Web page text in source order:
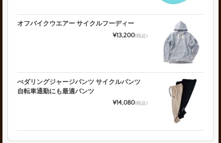
オフバイクウエアー サイクルフーディー
¥13,200(税込)
ぺダリングジャージパンツ サイクルパンツ
自転車通勤にも最適パンツ
¥14,080(税込)